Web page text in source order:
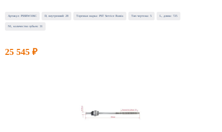
Артикул: PSSBW106C D, внутренний: 28 Торговая марка: PST Service Russia Тип чертежа: 5 L, длина: 725
N1, количество зубьев: 31
25 545 ₽